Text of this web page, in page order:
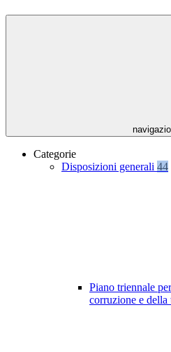
Categorie
Disposizioni generali 44
Piano triennale
corruzione e della